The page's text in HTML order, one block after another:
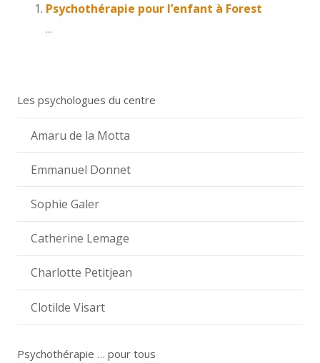
Psychothérapie pour l’enfant à Forest
...
Les psychologues du centre
Amaru de la Motta
Emmanuel Donnet
Sophie Galer
Catherine Lemage
Charlotte Petitjean
Clotilde Visart
Psychothérapie … pour tous